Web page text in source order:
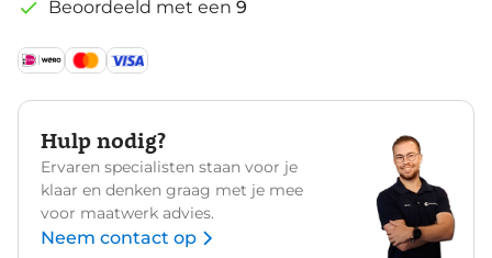
Beoordeeld met een 9
Hulp nodig?
Ervaren specialisten staan voor je
klaar en denken graag met je mee
voor maatwerk advies.
Neem contact op